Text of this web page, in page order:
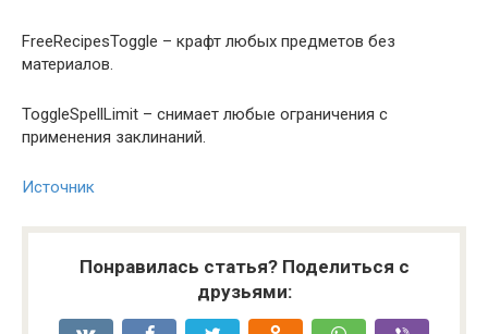
FreeRecipesToggle – крафт любых предметов без
материалов.
ToggleSpellLimit – снимает любые ограничения с
применения заклинаний.
Источник
Понравилась статья? Поделиться с
друзьями: